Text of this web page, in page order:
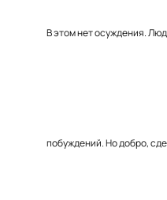
В этом нет осуждения.
побуждений. Но добро,